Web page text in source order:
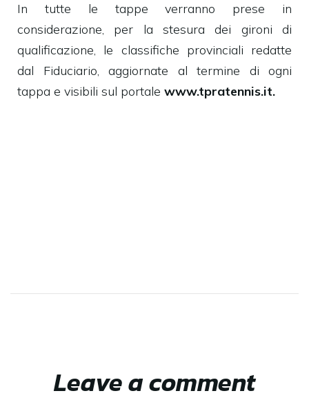
In tutte le tappe verranno prese in
considerazione, per la stesura dei gironi di
qualificazione, le classifiche provinciali redatte
dal Fiduciario, aggiornate al termine di ogni
tappa e visibili sul portale www.tpratennis.it.
Leave a comment